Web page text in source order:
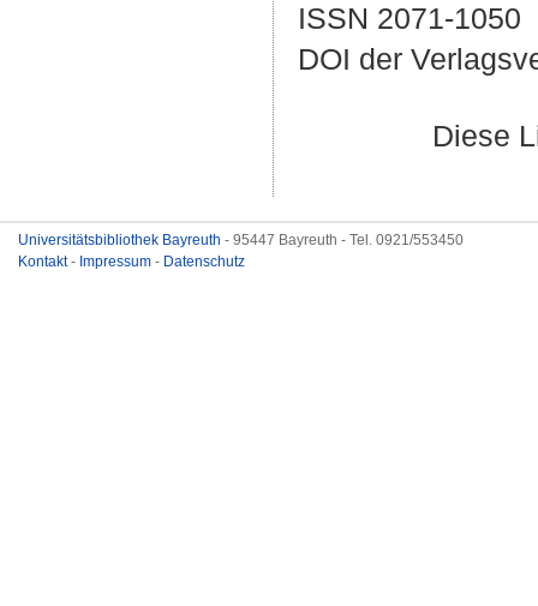
ISSN 2071-1050
DOI der
Diese
Universitätsbibliothek Bayreuth - 95447 Bayreuth - Tel. 0921/553450
Kontakt- Impressum - Datenschutz